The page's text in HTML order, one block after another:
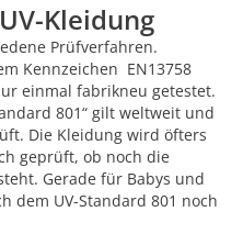
Kleidung
Prüfverfahren.
Kennzeichen EN13758
einmal fabrikneu getestet.
801“ gilt weltweit und
Die Kleidung wird öfters
geprüft, ob noch die
Gerade für Babys und
dem UV-Standard 801 noch